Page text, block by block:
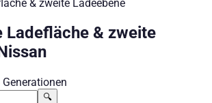
& zweite Ladeebene
Ladefläche & zweite
Generationen
🔍